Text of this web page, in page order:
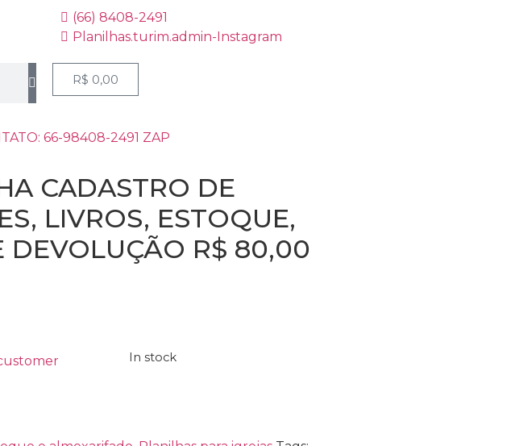
(66) 8408-2491
Planilhas.turim.admin-Instagram
R$ 0,00
66-98408-2491 ZAP
CADASTRO DE
LIVROS, ESTOQUE,
DEVOLUÇÃO R$ 80,00
In stock